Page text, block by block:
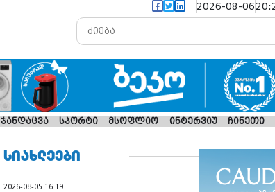
2026-08-06
ჯანდაცვა სპორტი მსოფლიო ინტერვიუ ჩინეთი
ᲡᲘᲐᲮᲚᲔᲔᲑᲘ
2026-08-05 16:19